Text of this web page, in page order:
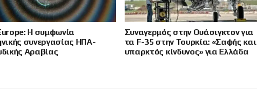
Η συμφωνία
συνεργασίας ΗΠΑ-
Αραβίας
Συναγερμός στην Ουάσιγκτον για
τα F-35 στην Τουρκία: «Σαφής και
υπαρκτός κίνδυνος» για Ελλάδα